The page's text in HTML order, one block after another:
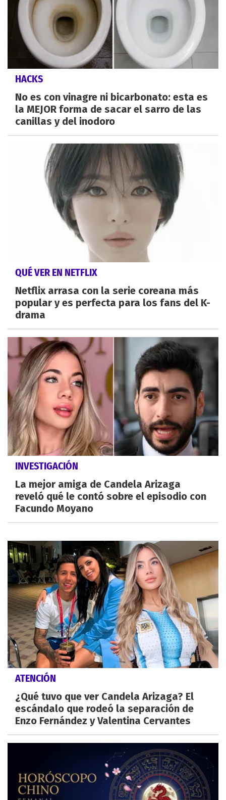
HACKS
No es con vinagre ni bicarbonato: esta es
la MEJOR forma de sacar el sarro de las
canillas y del inodoro
QUÉ VER EN NETFLIX
Netflix arrasa con la serie coreana más
popular y es perfecta para los fans del K-
drama
INVESTIGACIÓN
La mejor amiga de Candela Arizaga
reveló qué le contó sobre el episodio con
Facundo Moyano
ATENCIÓN
¿Qué tuvo que ver Candela Arizaga? El
escándalo que rodeó la separación de
Enzo Fernández y Valentina Cervantes